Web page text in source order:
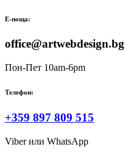
Е-поща:
office@artwebdesign.bg
Пон-Пет 10am-6pm
Телефон:
+359 897 809 515
Viber или WhatsApp